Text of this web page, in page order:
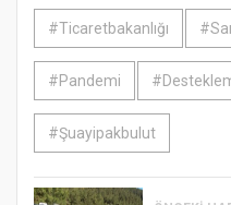
#Ticaretbakanlığı
#Pandemi
#Şuayipakbulut